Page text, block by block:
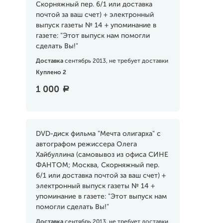
Скорняжный пер. 6/1 или доставка
почтой за ваш счет) + электронный
выпуск газеты № 14 + упоминание в
газете: "Этот выпуск нам помогли
сделать Вы!"
Доставка сентябрь 2013, не требует доставки
Куплено 2
1 000 a
DVD-диск фильма "Мечта олигарха" с
автографом режиссера Олега
Хайбуллина (самовывоз из офиса СИНЕ
ФАНТОМ; Москва, Скорняжный пер.
6/1 или доставка почтой за ваш счет) +
электронный выпуск газеты № 14 +
упоминание в газете: "Этот выпуск нам
помогли сделать Вы!"